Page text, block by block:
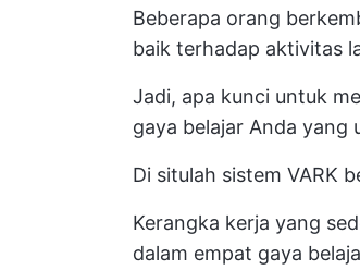
Beberapa orang
baik terhadap aktivitas
Jadi, apa kunci untuk
gaya belajar Anda yang
Di situlah sistem VARK
Kerangka kerja yang
dalam empat gaya